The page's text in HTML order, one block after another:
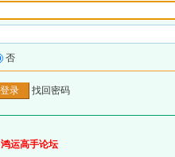
否
找回密码
鸿运高手论坛